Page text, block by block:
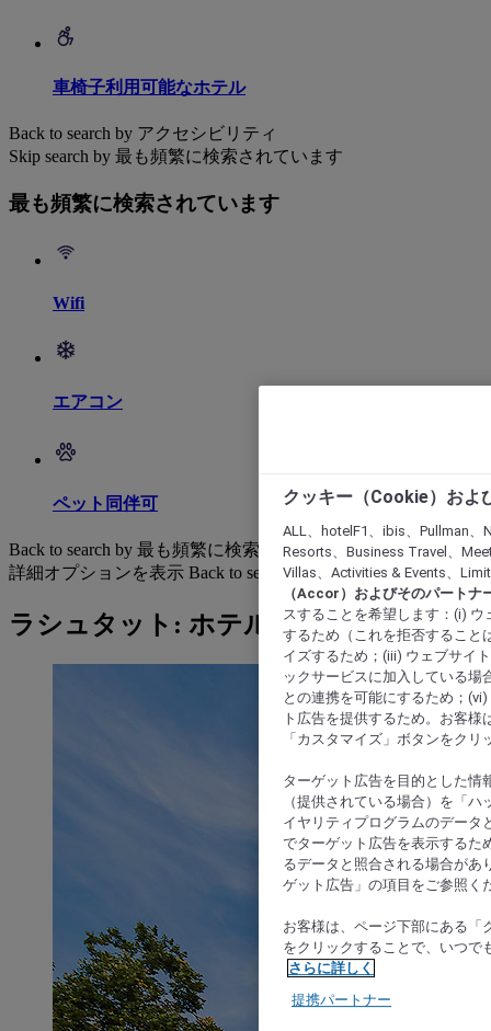
車椅子利用可能なホテル
Back to search by アクセシビリティ
Skip search by 最も頻繁に検索されています
最も頻繁に検索されています
Wifi
エアコン
ペット同伴可
Back to search by 最も頻繁に検索されています
詳細オプションを表示 Back to search by categories
ラシュタット: ホテルを検索する
クッキー（Cookie）およ
ALL、hotelF1、ibis、Pullman
Resorts、Business Travel、
Villas、Activities & Events、
（Accor）およびそのパートナ
スすることを希望します：(i)
するため（これを拒否すること
イズするため；(iii) ウェブサイ
ックサービスに加入している場
との連携を可能にするため；
ト広告を提供するため。お客
「カスタマイズ」ボタンをク
ターゲット広告を目的とした情
（提供されている場合）を「
イヤリティプログラムのデータ
でターゲット広告を表示するた
るデータと照合される場合があ
ゲット広告」の項目をご参照く
お客様は、ページ下部にある「
をクリックすることで、いつで
さらに詳しく
提携パートナー